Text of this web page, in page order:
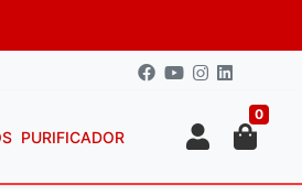
0
PURIFICADOR